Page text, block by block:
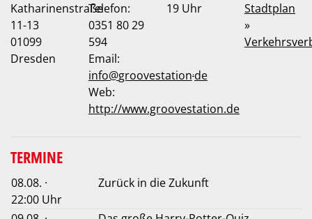
Katharinenstraße
11-13
01099
Dresden
Telefon:
0351 80 29
594
Email:
info@groovestation.de
Web:
http://www.groovestation.de
19 Uhr
Stadtplan
»
TERMINE
08.08. ·
22:00 Uhr
Zurück in die Zukunft